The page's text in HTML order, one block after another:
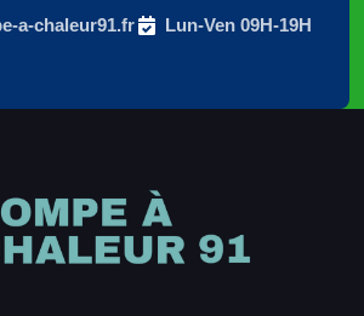
a-chaleur91.fr Lun-Ven 09H-19H